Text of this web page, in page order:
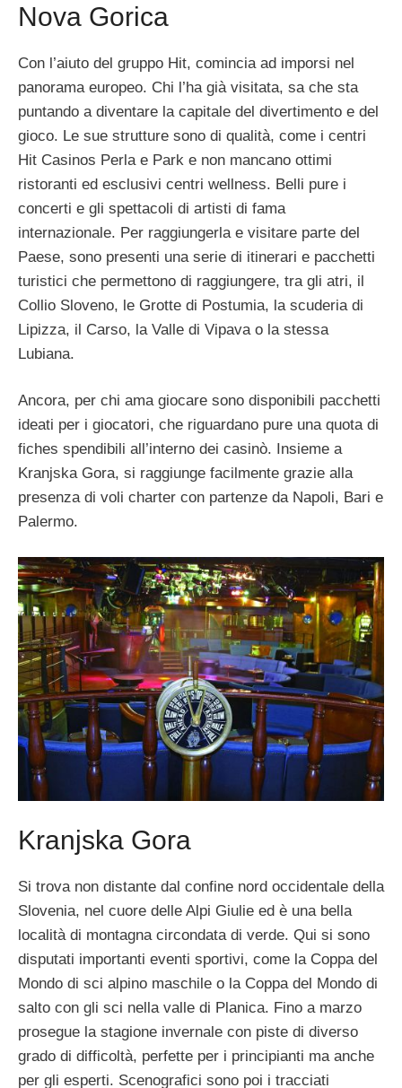
Nova Gorica
Con l’aiuto del gruppo Hit, comincia ad imporsi nel
panorama europeo. Chi l’ha già visitata, sa che sta
puntando a diventare la capitale del divertimento e del
gioco. Le sue strutture sono di qualità, come i centri
Hit Casinos Perla e Park e non mancano ottimi
ristoranti ed esclusivi centri wellness. Belli pure i
concerti e gli spettacoli di artisti di fama
internazionale. Per raggiungerla e visitare parte del
Paese, sono presenti una serie di itinerari e pacchetti
turistici che permettono di raggiungere, tra gli atri, il
Collio Sloveno, le Grotte di Postumia, la scuderia di
Lipizza, il Carso, la Valle di Vipava o la stessa
Lubiana.
Ancora, per chi ama giocare sono disponibili pacchetti
ideati per i giocatori, che riguardano pure una quota di
fiches spendibili all’interno dei casinò. Insieme a
Kranjska Gora, si raggiunge facilmente grazie alla
presenza di voli charter con partenze da Napoli, Bari e
Palermo.
Kranjska Gora
Si trova non distante dal confine nord occidentale della
Slovenia, nel cuore delle Alpi Giulie ed è una bella
località di montagna circondata di verde. Qui si sono
disputati importanti eventi sportivi, come la Coppa del
Mondo di sci alpino maschile o la Coppa del Mondo di
salto con gli sci nella valle di Planica. Fino a marzo
prosegue la stagione invernale con piste di diverso
grado di difficoltà, perfette per i principianti ma anche
per gli esperti. Scenografici sono poi i tracciati